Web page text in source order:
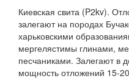
Киевская свита (P2kv).
залегают на породах
харьковскими
мергелястимы глинами,
песчаниками. Залегают в
мощность отложений 15-